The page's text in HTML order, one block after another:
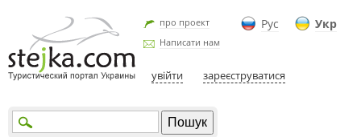
Рус Укр
про проект
Написати нам
увійти зареєструватися